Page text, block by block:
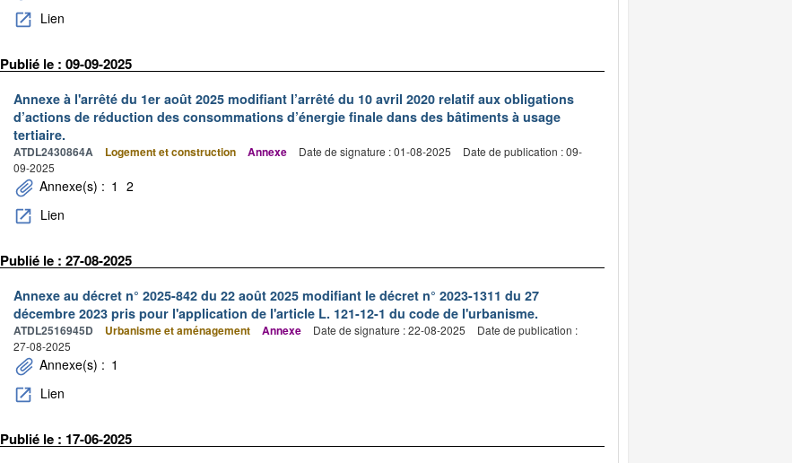
Lien
Publié le : 09-09-2025
Annexe à l'arrêté du 1er août 2025 modifiant l’arrêté du 10 avril 2020 relatif aux obligations
d’actions de réduction des consommations d’énergie finale dans des bâtiments à usage
tertiaire.
ATDL2430864A Logement et construction Annexe Date de signature : 01-08-2025
Date de publication : 09-
09-2025
Annexe(s) : 1 2
Lien
Publié le : 27-08-2025
Annexe au décret n° 2025-842 du 22 août 2025 modifiant le décret n° 2023-1311 du 27
décembre 2023 pris pour l'application de l'article L. 121-12-1 du code de l'urbanisme.
ATDL2516945D Urbanisme et aménagement Annexe Date de signature : 22-08-2025
Date de publication :
27-08-2025
Annexe(s) : 1
Lien
Publié le : 17-06-2025